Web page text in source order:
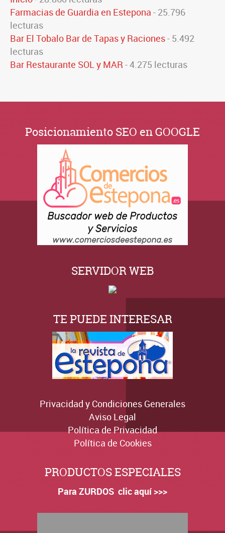
Farmacias de Guardia en Estepona - 25.796
lecturas
Bar El Tobalo Bar de Tapas y Raciones- 5.492
lecturas
Bar Restaurante SOL y MAR - 4.275 lecturas
Posicionamiento SEO en GOOGLE
SERVIDOR WEB
TE PUEDE INTERESAR
Privacidad y Condiciones Generales
Aviso Legal
Política de Privacidad
Política de Cookies
PRODUCTOS ESPECIALES
Para ZURDOS clic aquí >>>